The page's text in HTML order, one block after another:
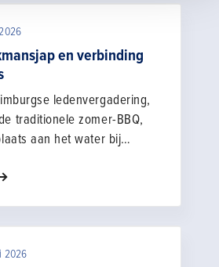
en verbinding
ledenvergadering,
traditionele zomer-BBQ,
aan het water bij
vormde het perfecte decor
2026